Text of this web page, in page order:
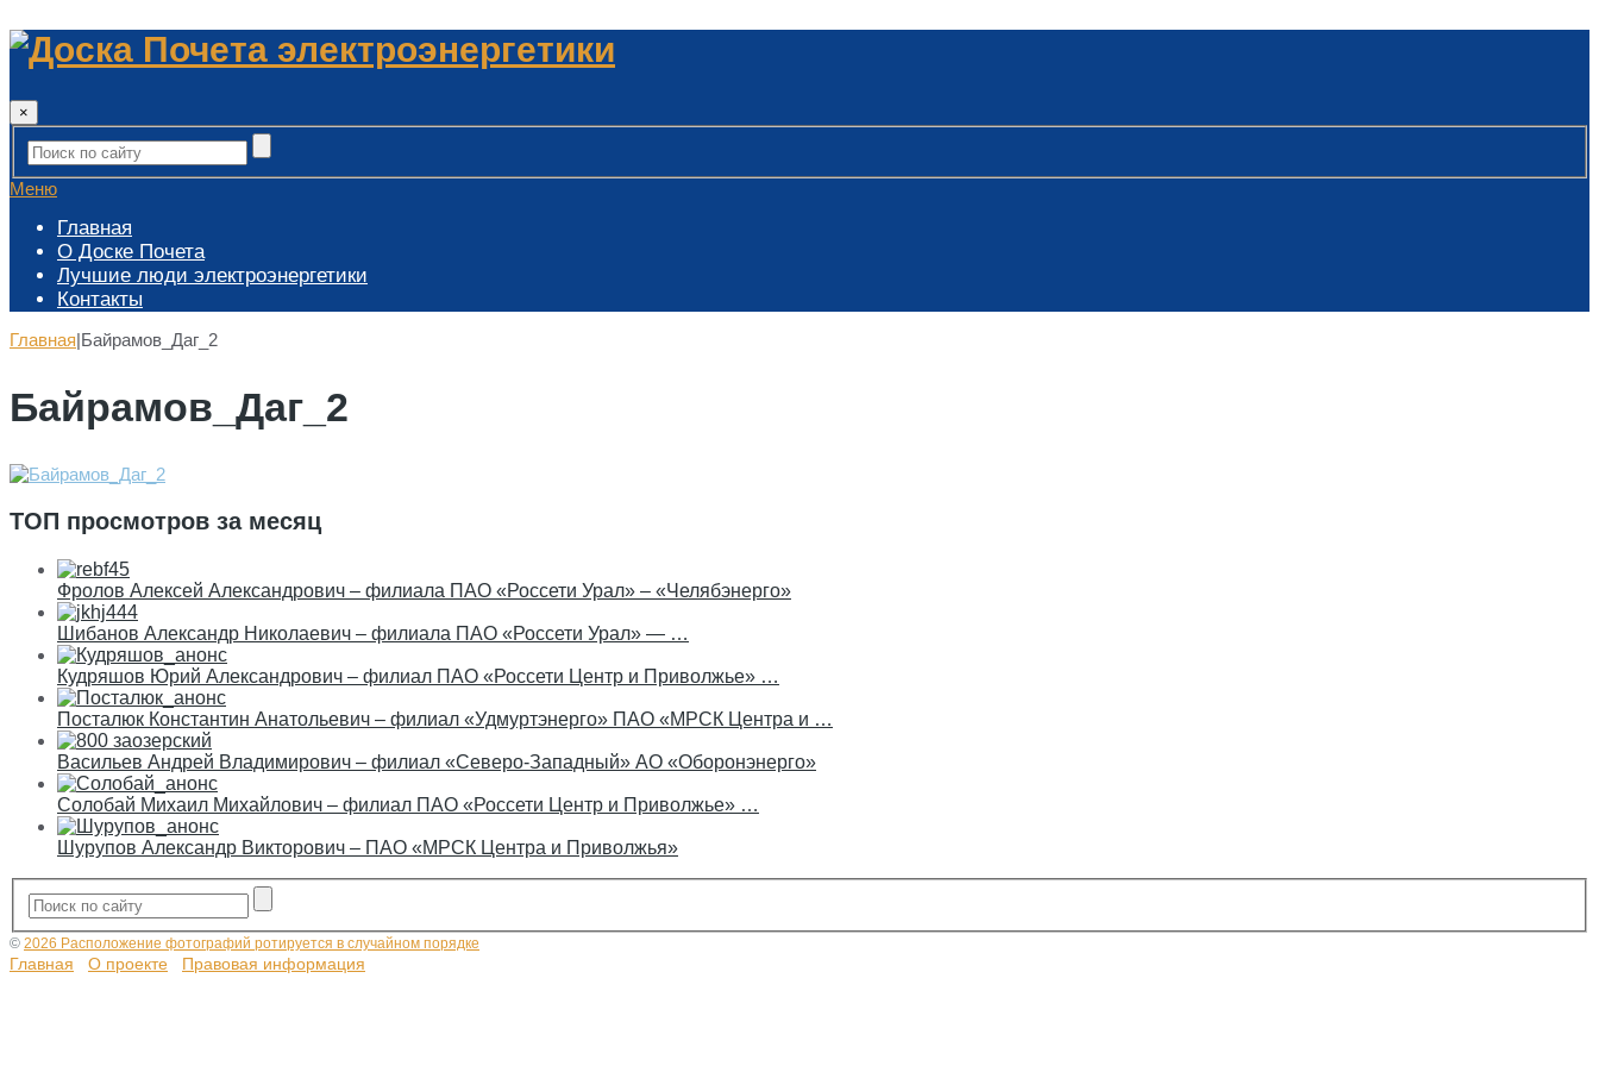
×
Меню
Главная
О Доске Почета
Лучшие люди электроэнергетики
Контакты
Главная|Байрамов_Даг_2
Байрамов_Даг_2
ТОП просмотров за месяц
Фролов Алексей Александрович – филиала ПАО «Россети Урал» – «Челябэнерго»
Шибанов Александр Николаевич – филиала ПАО «Россети Урал» — …
Кудряшов Юрий Александрович – филиал ПАО «Россети Центр и Приволжье» …
Посталюк Константин Анатольевич – филиал «Удмуртэнерго» ПАО «МРСК Центра и …
Васильев Андрей Владимирович – филиал «Северо-Западный» АО «Оборонэнерго»
Солобай Михаил Михайлович – филиал ПАО «Россети Центр и Приволжье» …
Шурупов Александр Викторович – ПАО «МРСК Центра и Приволжья»
© 2026 Расположение фотографий ротируется в случайном порядке
Главная О проекте Правовая информация